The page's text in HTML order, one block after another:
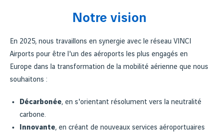
Notre vision
En 2025, nous travaillons en synergie avec le réseau VINCI
Airports pour être l'un des aéroports les plus engagés en
Europe dans la transformation de la mobilité aérienne que nous
souhaitons :
Décarbonée, en s'orientant résolument vers la neutralité
carbone.​
Innovante, en créant de nouveaux services aéroportuaires